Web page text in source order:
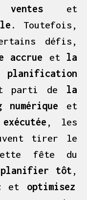
et
. Toutefois,
défis,
accrue et la
parti de la
numérique et
, les
tirer le
fête du
tôt ,
et optimisez